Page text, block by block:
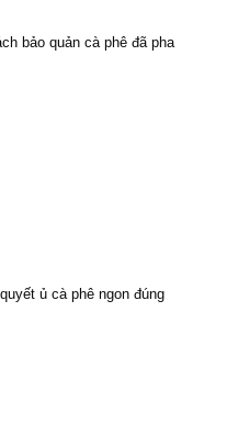
bảo quản cà phê đã pha
ủ cà phê ngon đúng